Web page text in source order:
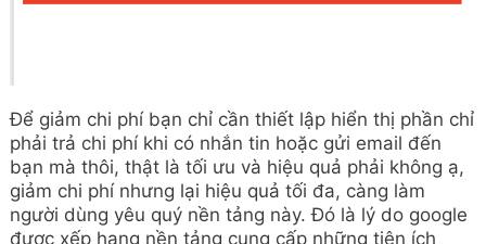
Để giảm chi phí bạn chỉ cần thiết lập hiển thị phần chỉ
phải trả chi phí khi có nhắn tin hoặc gửi email đến
bạn mà thôi, thật là tối ưu và hiệu quả phải không ạ,
giảm chi phí nhưng lại hiệu quả tối đa, càng làm
người dùng yêu quý nền tảng này. Đó là lý do google
được xếp hạng nền tảng cung cấp những tiện ích